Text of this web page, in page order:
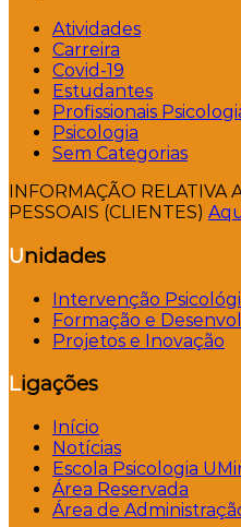
Atividades
Carreira
Covid-19
Estudantes
Profissionais
Psicologia
Sem Categorias
INFORMAÇÃO RELATIVA
PESSOAIS (CLIENTES)
Unidades
Intervenção
Formação e
Projetos e Inovação
Ligações
Início
Notícias
Escola Psicologia
Área Reservada
Área de